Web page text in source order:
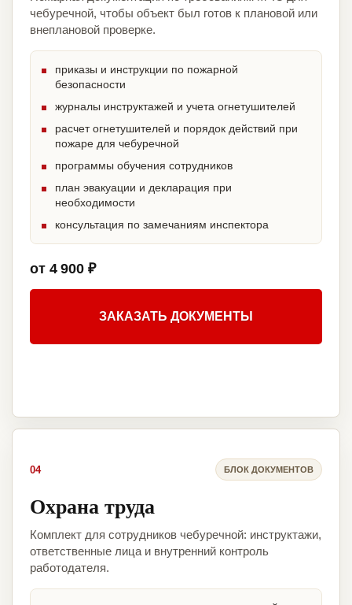
чебуречной, чтобы объект был готов к плановой или
внеплановой проверке.
приказы и инструкции по пожарной
безопасности
журналы инструктажей и учета огнетушителей
расчет огнетушителей и порядок действий при
пожаре для чебуречной
программы обучения сотрудников
план эвакуации и декларация при
необходимости
консультация по замечаниям инспектора
от 4 900 ₽
ЗАКАЗАТЬ ДОКУМЕНТЫ
04 БЛОК ДОКУМЕНТОВ
Охрана труда
Комплект для сотрудников чебуречной: инструктажи,
ответственные лица и внутренний контроль
работодателя.